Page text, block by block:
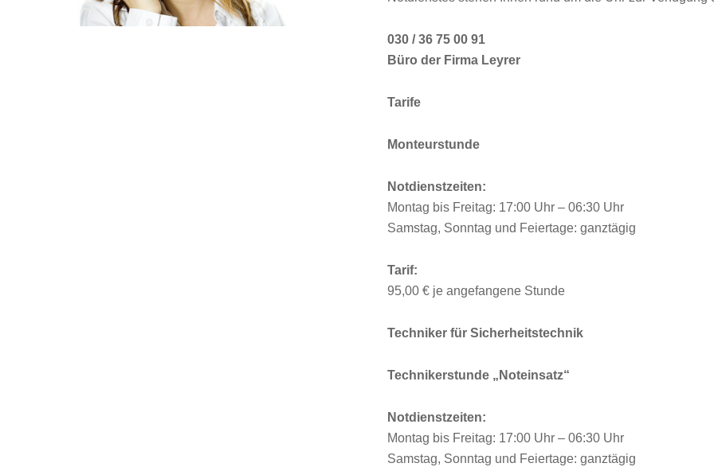
030 / 36 75 00 91
Büro der Firma Leyrer
Tarife
Monteurstunde
Notdienstzeiten:
Montag bis Freitag: 17:00 Uhr – 06:30 Uhr
Samstag, Sonntag und Feiertage: ganztägig
Tarif:
95,00 € je angefangene Stunde
Techniker für Sicherheitstechnik
Technikerstunde „Noteinsatz“
Notdienstzeiten:
Montag bis Freitag: 17:00 Uhr – 06:30 Uhr
Samstag, Sonntag und Feiertage: ganztägig